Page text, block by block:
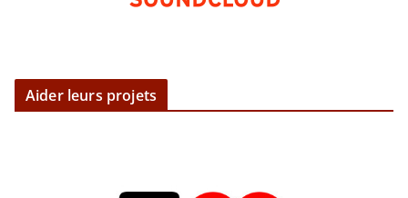
Aider leurs projets